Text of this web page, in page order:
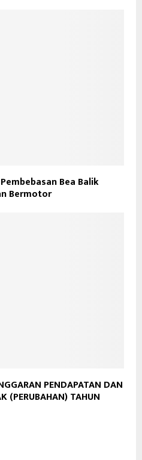
Bea Balik
Bermotor
PENDAPATAN DAN
(PERUBAHAN) TAHUN